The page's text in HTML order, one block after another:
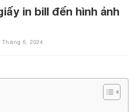
in bill đến hình ảnh
Tháng 6, 2024